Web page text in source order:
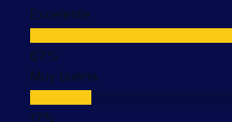
Excelente
Muy buena